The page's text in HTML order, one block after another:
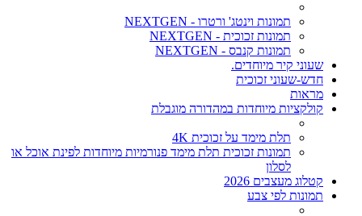
תמונות וינטג' ורטרו - NEXTGEN
תמונות זכוכית - NEXTGEN
תמונות קנבס - NEXTGEN
שעוני קיר מיוחדים.
חדש-שעוני זכוכית
מראות
קולקציות מיוחדות במהדורה מוגבלת
תלת מימד על זכוכית 4K
תמונות זכוכית תלת מימד פנורמיות מיוחדות לפינת אוכל או
לסלון
קטלוג מעצבים 2026
תמונות לפי צבע